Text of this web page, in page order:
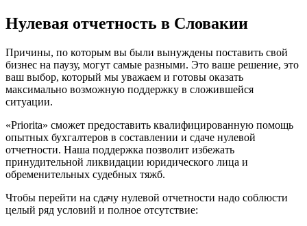
Нулевая отчетность в Словакии
Причины, по которым вы были вынуждены поставить свой
бизнес на паузу, могут самые разными. Это ваше решение, это
ваш выбор, который мы уважаем и готовы оказать
максимально возможную поддержку в сложившейся
ситуации.
«Priorita» сможет предоставить квалифицированную помощь
опытных бухгалтеров в составлении и сдаче нулевой
отчетности. Наша поддержка позволит избежать
принудительной ликвидации юридического лица и
обременительных судебных тяжб.
Чтобы перейти на сдачу нулевой отчетности надо соблюсти
целый ряд условий и полное отсутствие: